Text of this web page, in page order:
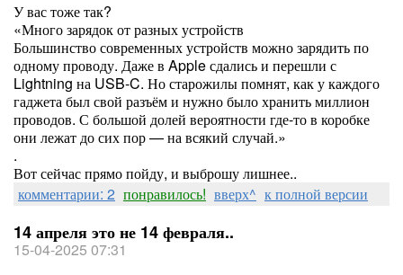
У вас тоже так?
«Много зарядок от разных устройств
Большинство современных устройств можно зарядить по
одному проводу. Даже в Apple сдались и перешли с
Lightning на USB‑C. Но старожилы помнят, как у каждого
гаджета был свой разъём и нужно было хранить миллион
проводов. С большой долей вероятности где-то в коробке
они лежат до сих пор — на всякий случай.»
.
Вот сейчас прямо пойду, и выброшу лишнее..
комментарии: 2 понравилось! вверх^ к полной версии
14 апреля это не 14 февраля..
15-04-2025 07:31